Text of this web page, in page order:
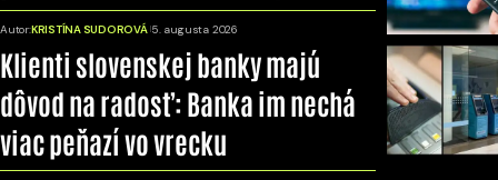
Autor:KRISTÍNA SUDOROVÁ 5. augusta 2026
Klienti slovenskej banky majú
dôvod na radosť: Banka im nechá
viac peňazí vo vrecku